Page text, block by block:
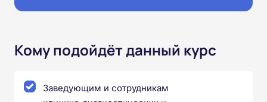
Кому подойдёт данный курс
Заведующим и сотрудникам